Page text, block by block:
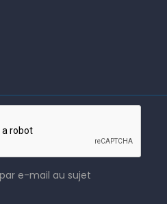
e-mail au sujet